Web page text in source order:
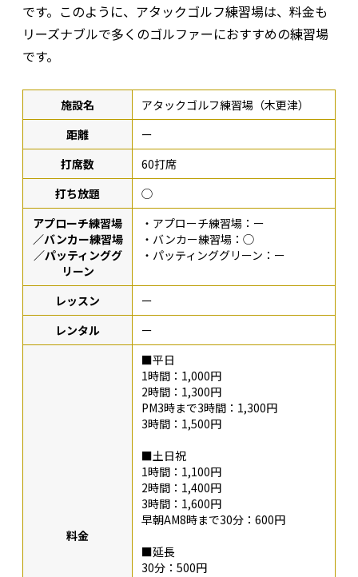
です。このように、アタックゴルフ練習場は、料金も
リーズナブルで多くのゴルファーにおすすめの練習場
です。
施設名
アタックゴルフ練習場（木更津）
距離
ー
打席数
60打席
打ち放題
◯
アプローチ練習場
／バンカー練習場
／パッティンググ
リーン
・アプローチ練習場：ー
・バンカー練習場：◯
・パッティンググリーン：ー
レッスン
ー
レンタル
ー
料金
■平日
1時間：1,000円
2時間：1,300円
PM3時まで3時間：1,300円
3時間：1,500円
■土日祝
1時間：1,100円
2時間：1,400円
3時間：1,600円
早朝AM8時まで30分：600円
■延長
30分：500円